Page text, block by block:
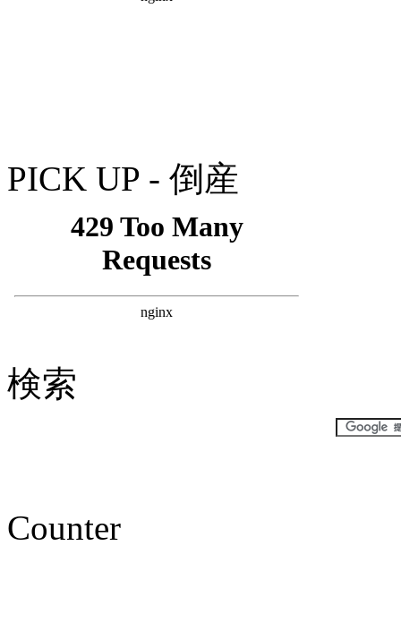
PICK UP - 倒産
検索
Counter